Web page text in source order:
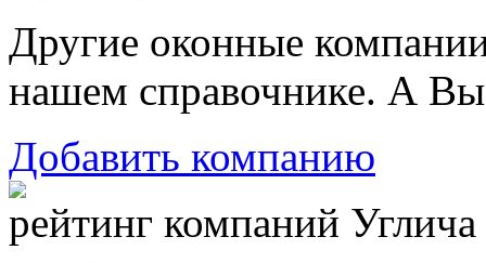
Другие оконные
нашем справочнике. А
Добавить компанию
рейтинг компаний Углича